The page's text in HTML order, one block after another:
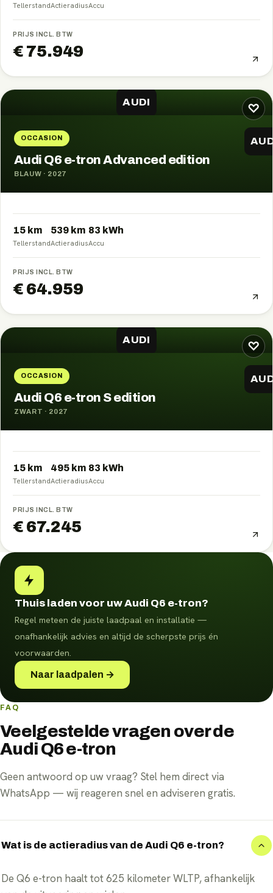
TellerstandActieradiusAccu
PRIJS INCL. BTW
€ 75.949
♡
AUDI
OCCASION
Audi Q6 e-tron Advanced edition
BLAUW · 2027
15 km
Tellerstand
539 km
Actieradius
83 kWh
Accu
PRIJS INCL. BTW
€ 64.959
♡
AUDI
OCCASION
Audi Q6 e-tron S edition
ZWART · 2027
15 km
Tellerstand
495 km
Actieradius
83 kWh
Accu
PRIJS INCL. BTW
€ 67.245
Thuis laden voor uw Audi Q6 e-tron?
Regel meteen de juiste laadpaal en installatie —
onafhankelijk advies en altijd de scherpste prijs én
voorwaarden.
Naar laadpalen →
FAQ
Veelgestelde vragen over de
Audi Q6 e-tron
Geen antwoord op uw vraag? Stel hem direct via
WhatsApp — wij reageren snel en adviseren gratis.
Wat is de actieradius van de Audi Q6 e-tron?
De Q6 e-tron haalt tot 625 kilometer WLTP, afhankelijk